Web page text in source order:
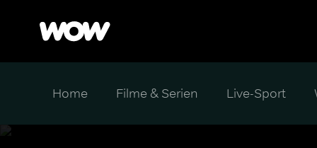
Home Filme & Serien Live-Sport